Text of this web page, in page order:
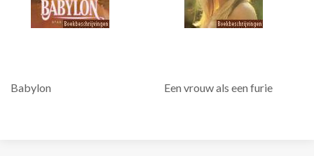
Babylon Een vrouw als een furie